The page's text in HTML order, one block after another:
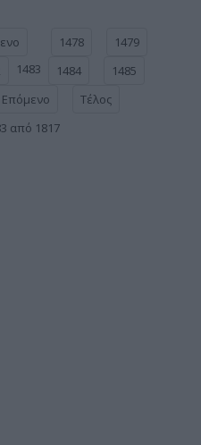
1478
1479
1483 1484
1485
Επόμενο
Τέλος
από 1817